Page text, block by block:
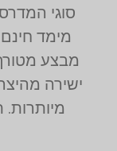
סוגי
מימד
מבצע
ישירה